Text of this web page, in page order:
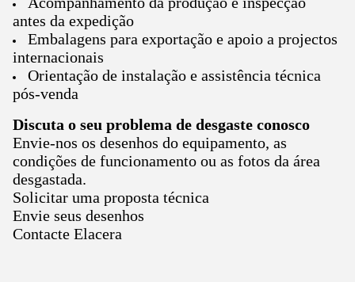
antes da expedição
Embalagens para exportação e apoio a projectos
internacionais
Orientação de instalação e assistência técnica
pós-venda
Discuta o seu problema de desgaste conosco
Envie-nos os desenhos do equipamento, as
condições de funcionamento ou as fotos da área
desgastada.
Solicitar uma proposta técnica
Envie seus desenhos
Contacte Elacera